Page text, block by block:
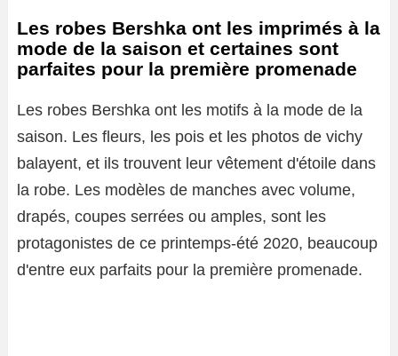
Les robes Bershka ont les imprimés à la
mode de la saison et certaines sont
parfaites pour la première promenade
Les robes Bershka ont les motifs à la mode de la
saison. Les fleurs, les pois et les photos de vichy
balayent, et ils trouvent leur vêtement d'étoile dans
la robe. Les modèles de manches avec volume,
drapés, coupes serrées ou amples, sont les
protagonistes de ce printemps-été 2020, beaucoup
d'entre eux parfaits pour la première promenade.